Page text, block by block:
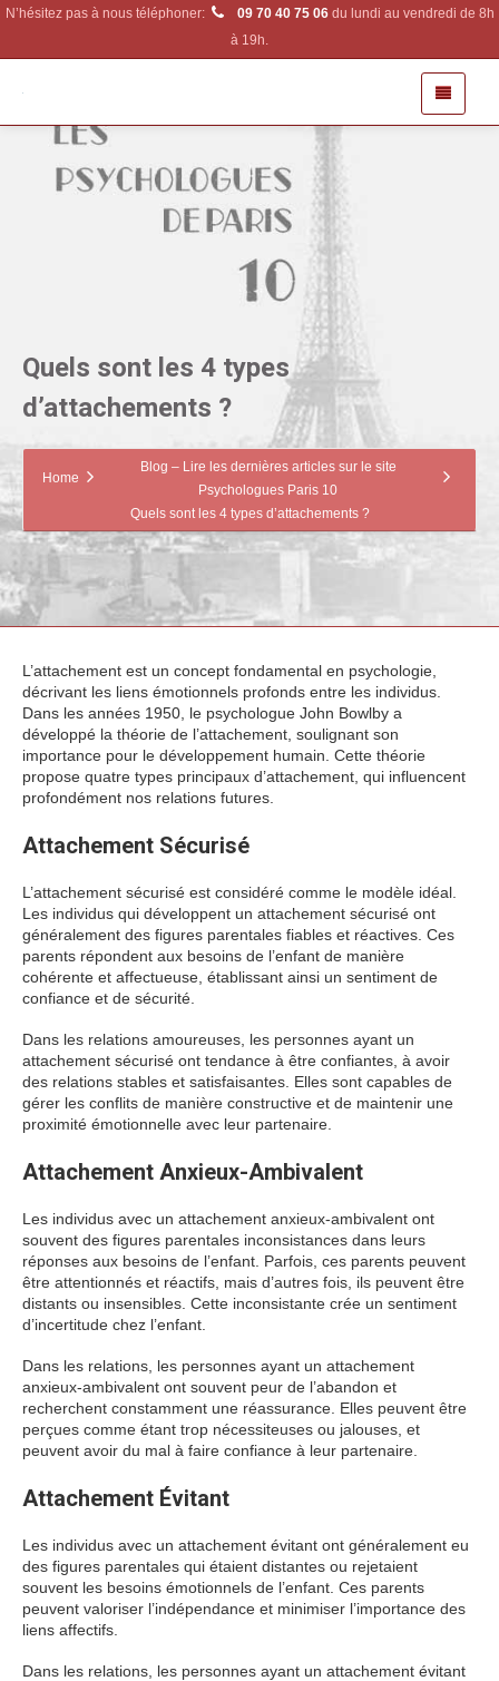
N’hésitez pas à nous téléphoner: 09 70 40 75 06du lundi au vendredi de 8h
à 19h.
Quels sont les 4 types
d’attachements ?
Home
Blog – Lire les dernières articles sur le site
Psychologues Paris 10
Quels sont les 4 types d’attachements ?
L’attachement est un concept fondamental en psychologie,
décrivant les liens émotionnels profonds entre les individus.
Dans les années 1950, le psychologue John Bowlby a
développé la théorie de l’attachement, soulignant son
importance pour le développement humain. Cette théorie
propose quatre types principaux d’attachement, qui influencent
profondément nos relations futures.
Attachement Sécurisé
L’attachement sécurisé est considéré comme le modèle idéal.
Les individus qui développent un attachement sécurisé ont
généralement des figures parentales fiables et réactives. Ces
parents répondent aux besoins de l’enfant de manière
cohérente et affectueuse, établissant ainsi un sentiment de
confiance et de sécurité.
Dans les relations amoureuses, les personnes ayant un
attachement sécurisé ont tendance à être confiantes, à avoir
des relations stables et satisfaisantes. Elles sont capables de
gérer les conflits de manière constructive et de maintenir une
proximité émotionnelle avec leur partenaire.
Attachement Anxieux-Ambivalent
Les individus avec un attachement anxieux-ambivalent ont
souvent des figures parentales inconsistances dans leurs
réponses aux besoins de l’enfant. Parfois, ces parents peuvent
être attentionnés et réactifs, mais d’autres fois, ils peuvent être
distants ou insensibles. Cette inconsistante crée un sentiment
d’incertitude chez l’enfant.
Dans les relations, les personnes ayant un attachement
anxieux-ambivalent ont souvent peur de l’abandon et
recherchent constamment une réassurance. Elles peuvent être
perçues comme étant trop nécessiteuses ou jalouses, et
peuvent avoir du mal à faire confiance à leur partenaire.
Attachement Évitant
Les individus avec un attachement évitant ont généralement eu
des figures parentales qui étaient distantes ou rejetaient
souvent les besoins émotionnels de l’enfant. Ces parents
peuvent valoriser l’indépendance et minimiser l’importance des
liens affectifs.
Dans les relations, les personnes ayant un attachement évitant